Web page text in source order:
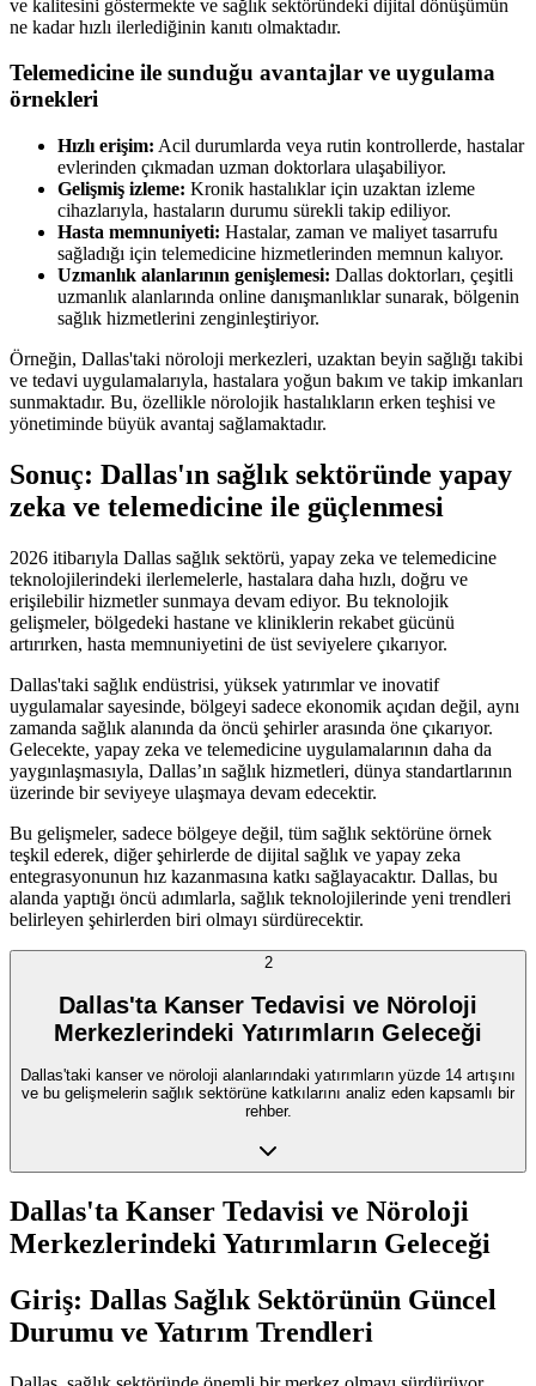
ve kalitesini göstermekte ve sağlık sektöründeki dijital dönüşümün
ne kadar hızlı ilerlediğinin kanıtı olmaktadır.
Telemedicine ile sunduğu avantajlar ve uygulama
örnekleri
Hızlı erişim: Acil durumlarda veya rutin kontrollerde, hastalar
evlerinden çıkmadan uzman doktorlara ulaşabiliyor.
Gelişmiş izleme: Kronik hastalıklar için uzaktan izleme
cihazlarıyla, hastaların durumu sürekli takip ediliyor.
Hasta memnuniyeti: Hastalar, zaman ve maliyet tasarrufu
sağladığı için telemedicine hizmetlerinden memnun kalıyor.
Uzmanlık alanlarının genişlemesi: Dallas doktorları, çeşitli
uzmanlık alanlarında online danışmanlıklar sunarak, bölgenin
sağlık hizmetlerini zenginleştiriyor.
Örneğin, Dallas'taki nöroloji merkezleri, uzaktan beyin sağlığı takibi
ve tedavi uygulamalarıyla, hastalara yoğun bakım ve takip imkanları
sunmaktadır. Bu, özellikle nörolojik hastalıkların erken teşhisi ve
yönetiminde büyük avantaj sağlamaktadır.
Sonuç: Dallas'ın sağlık sektöründe yapay
zeka ve telemedicine ile güçlenmesi
2026 itibarıyla Dallas sağlık sektörü, yapay zeka ve telemedicine
teknolojilerindeki ilerlemelerle, hastalara daha hızlı, doğru ve
erişilebilir hizmetler sunmaya devam ediyor. Bu teknolojik
gelişmeler, bölgedeki hastane ve kliniklerin rekabet gücünü
artırırken, hasta memnuniyetini de üst seviyelere çıkarıyor.
Dallas'taki sağlık endüstrisi, yüksek yatırımlar ve inovatif
uygulamalar sayesinde, bölgeyi sadece ekonomik açıdan değil, aynı
zamanda sağlık alanında da öncü şehirler arasında öne çıkarıyor.
Gelecekte, yapay zeka ve telemedicine uygulamalarının daha da
yaygınlaşmasıyla, Dallas’ın sağlık hizmetleri, dünya standartlarının
üzerinde bir seviyeye ulaşmaya devam edecektir.
Bu gelişmeler, sadece bölgeye değil, tüm sağlık sektörüne örnek
teşkil ederek, diğer şehirlerde de dijital sağlık ve yapay zeka
entegrasyonunun hız kazanmasına katkı sağlayacaktır. Dallas, bu
alanda yaptığı öncü adımlarla, sağlık teknolojilerinde yeni trendleri
belirleyen şehirlerden biri olmayı sürdürecektir.
2
Dallas'ta Kanser Tedavisi ve Nöroloji
Merkezlerindeki Yatırımların Geleceği
Dallas'taki kanser ve nöroloji alanlarındaki yatırımların yüzde 14 artışını
ve bu gelişmelerin sağlık sektörüne katkılarını analiz eden kapsamlı bir
rehber.
Dallas'ta Kanser Tedavisi ve Nöroloji
Merkezlerindeki Yatırımların Geleceği
Giriş: Dallas Sağlık Sektörünün Güncel
Durumu ve Yatırım Trendleri